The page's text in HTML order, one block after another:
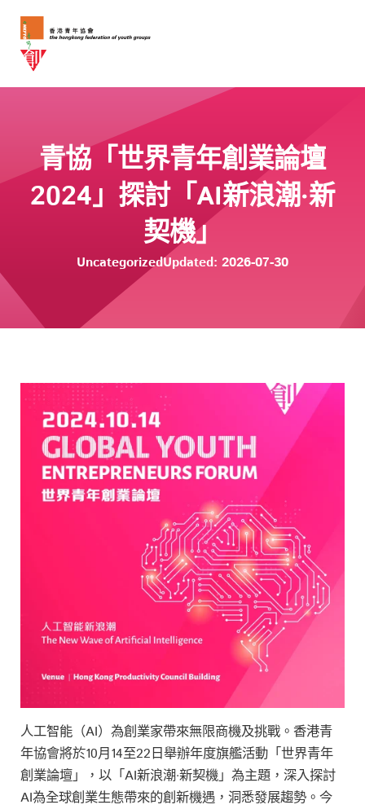
青協「世界青年創業論壇
2024」探討「AI新浪潮‧新
契機」
UncategorizedUpdated: 2026-07-30
人工智能（AI）為創業家帶來無限商機及挑戰。香港青
年協會將於10月14至22日舉辦年度旗艦活動「世界青年
創業論壇」，以「AI新浪潮‧新契機」為主題，深入探討
AI為全球創業生態帶來的創新機遇，洞悉發展趨勢。今